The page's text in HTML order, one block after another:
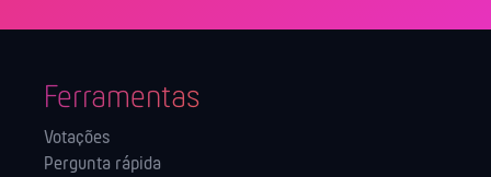
Ferramentas
Votações
Pergunta rápida